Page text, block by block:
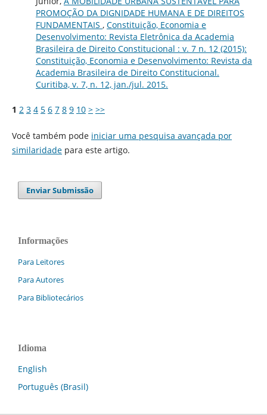
PROMOÇÃO DA DIGNIDADE HUMANA E DE DIREITOS
FUNDAMENTAIS , Constituição, Economia e
Desenvolvimento: Revista Eletrônica da Academia
Brasileira de Direito Constitucional : v. 7 n. 12 (2015):
Constituição, Economia e Desenvolvimento: Revista da
Academia Brasileira de Direito Constitucional.
Curitiba, v. 7, n. 12, jan./jul. 2015.
1 2 3 4 5 6 7 8 9 10 > >>
Você também pode iniciar uma pesquisa avançada por
similaridadepara este artigo.
Enviar Submissão
Informações
Para Leitores
Para Autores
Para Bibliotecários
Idioma
English
Português (Brasil)